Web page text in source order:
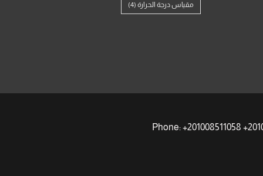
مقياس درجة الحرارة(4)